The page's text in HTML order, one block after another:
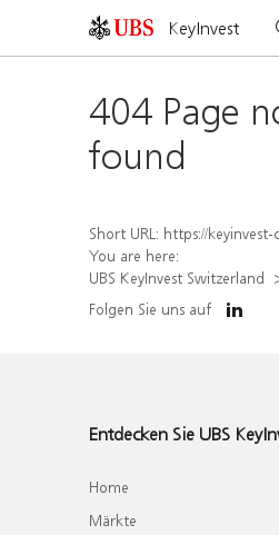
KeyInvest
404 Page
found
Short URL: https://keyinvest-ch.ubs.com/
You are here:
UBS KeyInvest Switzerland
Folgen Sie uns auf
Entdecken Sie UBS
Home
Märkte